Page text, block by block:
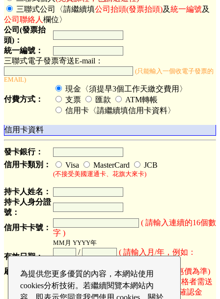
為提供您更多優質的內容，本網站使用
cookies分析技術。若繼續閱覽本網站內
容，即表示您同意我們使用 cookies，關於
三聯式公司〈請繼續填公司抬頭(發票抬頭)及統一編號及
公司聯絡人 欄位〉
公司(發票抬
頭)：
統一編號：
三聯式電子發票寄送E-mail：
(只能輸入一個收電子發票的
EMAIL)
付費方式：
現金〈須提早3個工作天繳交費用〉
支票
匯款
ATM轉帳
信用卡〈請繼續填信用卡資料〉
信用卡資料
發卡銀行：
信用卡類別：
Visa MasterCard JCB
(不接受美國運通卡、花旗大來卡)
持卡人姓名：
持卡人身分證
號：
信用卡卡號：
( 請輸入連續的16個數
字 )
MM月 YYYY年
有效日期：
/
( 請輸入月/年，例如：
刷卡金額：
N.T.(以最終優惠價為準)
(刷卡金額僅供參考，符合超值優惠價格者需送
出報名表後，系統發出報名成功回函確認金